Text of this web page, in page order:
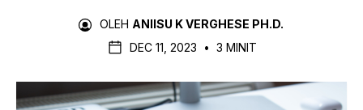
OLEH ANIISU K VERGHESE PH.D.
DEC 11, 2023
• 3 MINIT